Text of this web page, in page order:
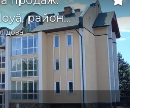
район
на
Дністер